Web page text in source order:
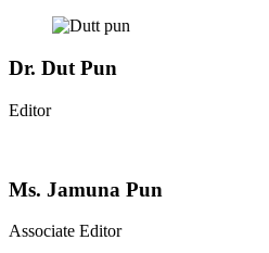
Dr. Dut Pun
Editor
Ms. Jamuna Pun
Associate Editor